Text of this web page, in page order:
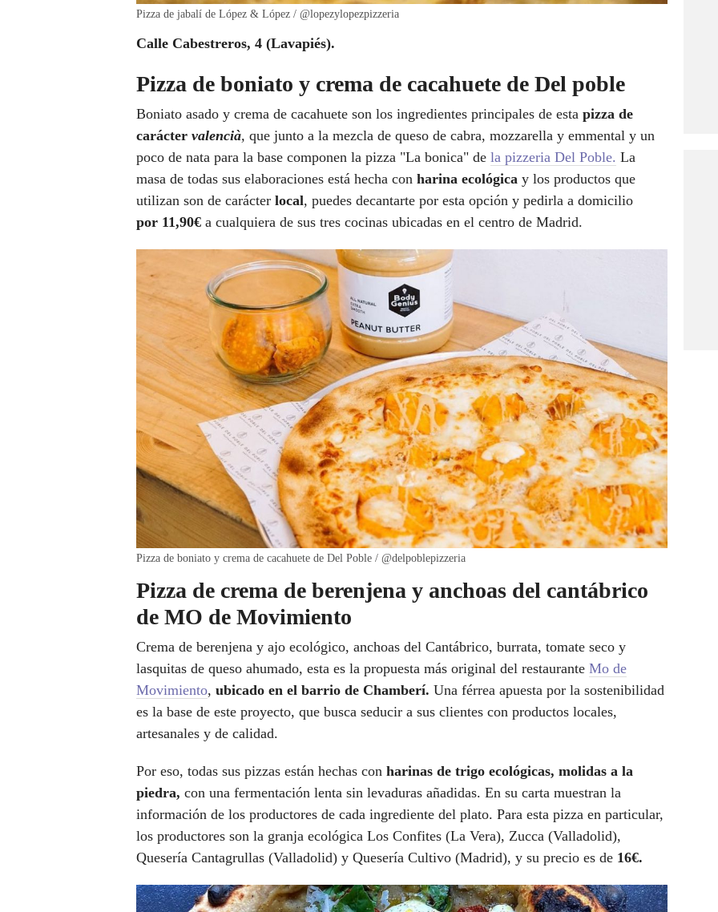
Pizza de jabalí de López & López / @lopezylopezpizzeria
Calle Cabestreros, 4 (Lavapiés).
Pizza de boniato y crema de cacahuete de Del poble
Boniato asado y crema de cacahuete son los ingredientes principales de esta pizza de
carácter valencià, que junto a la mezcla de queso de cabra, mozzarella y emmental y un
poco de nata para la base componen la pizza "La bonica" de la pizzeria Del Poble. La
masa de todas sus elaboraciones está hecha con harina ecológica y los productos que
utilizan son de carácter local, puedes decantarte por esta opción y pedirla a domicilio
por 11,90€ a cualquiera de sus tres cocinas ubicadas en el centro de Madrid.
Pizza de boniato y crema de cacahuete de Del Poble / @delpoblepizzeria
Pizza de crema de berenjena y anchoas del cantábrico
de MO de Movimiento
Crema de berenjena y ajo ecológico, anchoas del Cantábrico, burrata, tomate seco y
lasquitas de queso ahumado, esta es la propuesta más original del restaurante Mo de
Movimiento, ubicado en el barrio de Chamberí. Una férrea apuesta por la sostenibilidad
es la base de este proyecto, que busca seducir a sus clientes con productos locales,
artesanales y de calidad.
Por eso, todas sus pizzas están hechas con harinas de trigo ecológicas, molidas a la
piedra, con una fermentación lenta sin levaduras añadidas. En su carta muestran la
información de los productores de cada ingrediente del plato. Para esta pizza en particular,
los productores son la granja ecológica Los Confites (La Vera), Zucca (Valladolid),
Quesería Cantagrullas (Valladolid) y Quesería Cultivo (Madrid), y su precio es de 16€.